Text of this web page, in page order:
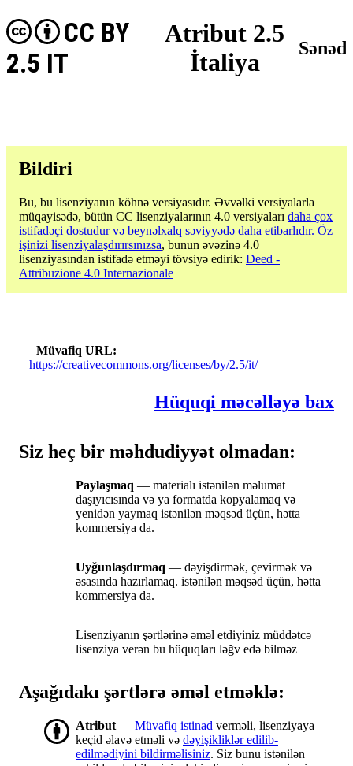
Atribut 2.5
İtaliya
CC BY
2.5 IT
Sənəd
Bildiri
Bu, bu lisenziyanın köhnə versiyasıdır. Əvvəlki versiyalarla
müqayisədə, bütün CC lisenziyalarının 4.0 versiyaları daha çox
istifadəçi dostudur və beynəlxalq səviyyədə daha etibarlıdır. Öz
işinizi lisenziyalaşdırırsınızsa, bunun əvəzinə 4.0
lisenziyasından istifadə etməyi tövsiyə edirik: Deed -
Attribuzione 4.0 Internazionale
Müvafiq URL
https://creativecommons.org/licenses/by/2.5/it/
Hüquqi məcəlləyə bax
Siz heç bir məhdudiyyət olmadan:
Paylaşmaq — materialı istənilən məlumat
daşıyıcısında və ya formatda kopyalamaq və
yenidən yaymaq istənilən məqsəd üçün, hətta
kommersiya da.
Uyğunlaşdırmaq — dəyişdirmək, çevirmək və
əsasında hazırlamaq. istənilən məqsəd üçün, hətta
kommersiya da.
Lisenziyanın şərtlərinə əməl etdiyiniz müddətcə
lisenziya verən bu hüquqları ləğv edə bilməz
Aşağıdakı şərtlərə əməl etməklə:
Atribut — Müvafiq istinad verməli, lisenziyaya
keçid əlavə etməli və dəyişikliklər edilib-
edilmədiyini bildirməlisiniz. Siz bunu istənilən